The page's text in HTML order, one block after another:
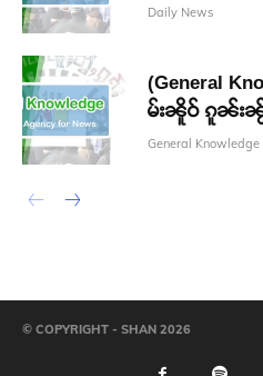
Daily News
(General
မ်းၼိူဝ် ၵူၼ်းၼႂ်
General Knowledge
© COPYRIGHT - SHAN 2026